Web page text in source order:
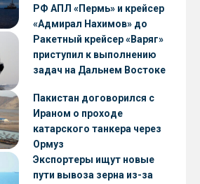
РФ АПЛ «Пермь» и крейсер
«Адмирал Нахимов» до
конца 2026 года
Ракетный крейсер «Варяг»
приступил к выполнению
задач на Дальнем Востоке
Пакистан договорился с
Ираном о проходе
катарского танкера через
Ормуз
Экспортеры ищут новые
пути вывоза зерна из-за